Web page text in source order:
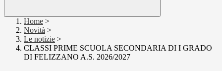
Home >
Novità >
Le notizie >
CLASSI PRIME SCUOLA SECONDARIA DI I GRADO
DI FELIZZANO A.S. 2026/2027